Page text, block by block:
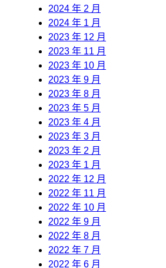
2024 年 2 月
2024 年 1 月
2023 年 12 月
2023 年 11 月
2023 年 10 月
2023 年 9 月
2023 年 8 月
2023 年 5 月
2023 年 4 月
2023 年 3 月
2023 年 2 月
2023 年 1 月
2022 年 12 月
2022 年 11 月
2022 年 10 月
2022 年 9 月
2022 年 8 月
2022 年 7 月
2022 年 6 月